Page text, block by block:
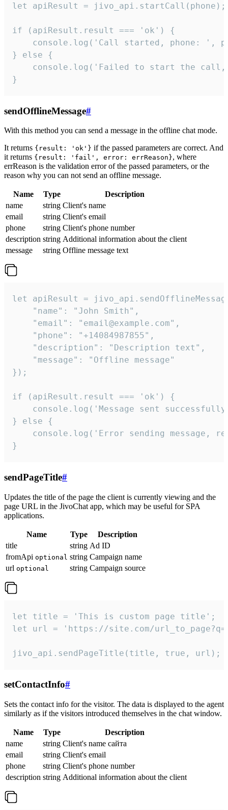
let apiResult = jivo_api.startCall(phone);
if (apiResult.result === 'ok') {
console.log('Call started, phone: ',
} else {
console.log('Failed to start the
}
sendOfflineMessage#
With this method you can send a message in the offline chat mode.
It returns {result: 'ok'} if the passed parameters are correct. And
it returns {result: 'fail', error: errReason}, where
errReason is the validation error of the passed parameters, or the
reason why you can not send an offline message.
Name Type
Description
name
string Client's name
email
string Client's email
phone
string Client's phone number
description string Additional information about the client
message
string Offline message text
let apiResult =
    "name": "John Smith",
    "email": "email@example.com",
    "phone": "+14084987855",
    "description": "Description text",
    "message": "Offline message"
});
if (apiResult.result === 'ok') {
console.log('Message sent
} else {
console.log('Error sending message,
}
sendPageTitle#
Updates the title of the page the client is currently viewing and the
page URL in the JivoChat app, which may be useful for SPA
applications.
Name Type
Description
title
string Ad ID
fromApi optional string Campaign name
url optional string Campaign source
let title = 'This is custom page title';
let url = 'https://site.com/
jivo_api.sendPageTitle(title, true, url);
setContactInfo#
Sets the contact info for the visitor. The data is displayed to the agent
similarly as if the visitors introduced themselves in the chat window.
Name Type
Description
name
string Client's name сайта
email
string Client's email
phone
string Client's phone number
description string Additional information about the client